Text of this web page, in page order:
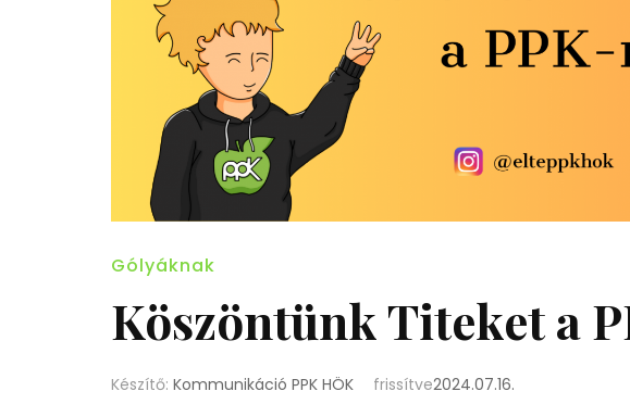
Gólyáknak
Köszöntünk Titeket a
Készítő: Kommunikáció PPK HÖK frissítve2024.07.16.